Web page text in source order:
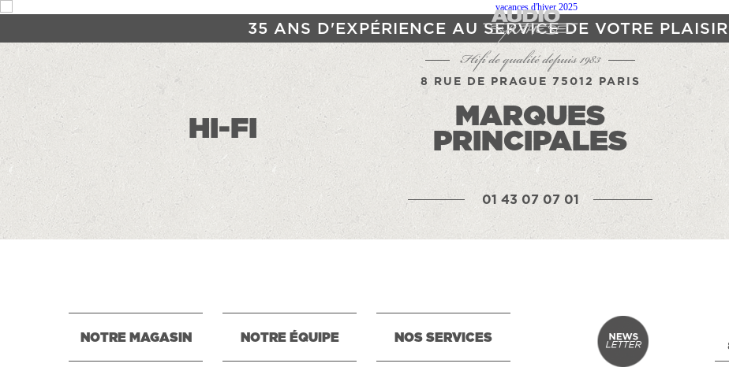
35 ANS D'EXPÉRIENCE AU SERVICE DE VOTRE
Hifi de qualité depuis 1983
8 RUE DE PRAGUE 75012 PARIS
HI-FI
MARQUES
PRINCIPALES
01 43 07 07 01
NOTRE MAGASIN NOTRE ÉQUIPE NOS SERVICES